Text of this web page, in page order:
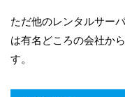
ただ他のレンタルサー
は有名どころの会社か
す。